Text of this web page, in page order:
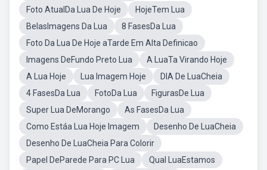
Foto AtualDa Lua De Hoje
HojeTem Lua
BelasImagens Da Lua
8 FasesDa Lua
Foto Da Lua De Hoje aTarde Em Alta Definicao
Imagens DeFundo Preto Lua
A LuaTa Virando Hoje
A Lua Hoje
Lua Imagem Hoje
DIA De LuaCheia
4 FasesDa Lua
FotoDa Lua
FigurasDe Lua
Super Lua DeMorango
As FasesDa Lua
Como Estáa Lua Hoje Imagem
Desenho De LuaCheia
Desenho De LuaCheia Para Colorir
Papel DeParede Para PC Lua
Qual LuaEstamos